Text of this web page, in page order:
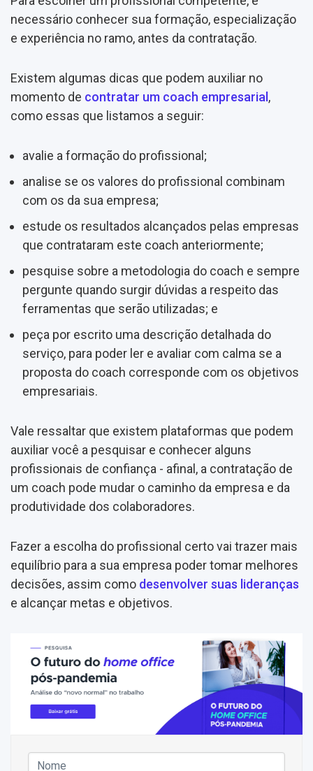
necessário conhecer sua formação, especialização
e experiência no ramo, antes da contratação.
Existem algumas dicas que podem auxiliar no
momento de contratar um coach empresarial,
como essas que listamos a seguir:
avalie a formação do profissional;
analise se os valores do profissional combinam
com os da sua empresa;
estude os resultados alcançados pelas empresas
que contrataram este coach anteriormente;
pesquise sobre a metodologia do coach e sempre
pergunte quando surgir dúvidas a respeito das
ferramentas que serão utilizadas; e
peça por escrito uma descrição detalhada do
serviço, para poder ler e avaliar com calma se a
proposta do coach corresponde com os objetivos
empresariais.
Vale ressaltar que existem plataformas que podem
auxiliar você a pesquisar e conhecer alguns
profissionais de confiança - afinal, a contratação de
um coach pode mudar o caminho da empresa e da
produtividade dos colaboradores.
Fazer a escolha do profissional certo vai trazer mais
equilíbrio para a sua empresa poder tomar melhores
decisões, assim como desenvolver suas lideranças
e alcançar metas e objetivos.